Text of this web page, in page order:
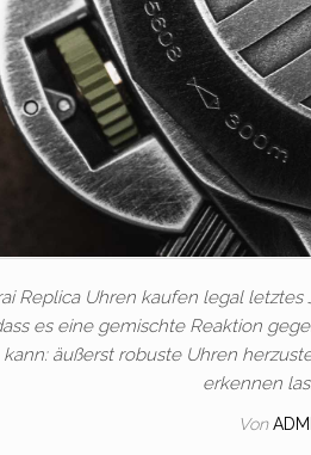
Replica Uhren kaufen legal
es eine gemischte Reaktion
äußerst robuste Uhren
erkennen
Von